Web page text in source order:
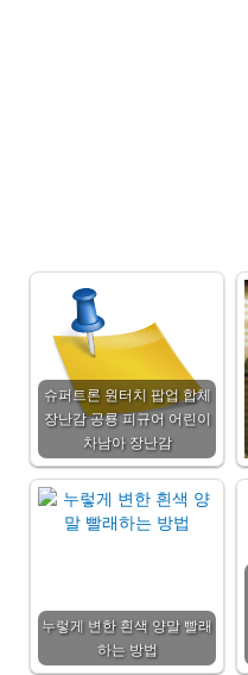
슈퍼트론 원터치 팝업 합체
장난감 공룡 피규어 어린이
차남아 장난감
누렇게 변한 흰색 양말 빨래
하는 방법